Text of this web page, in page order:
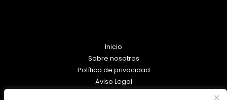
Inicio
Sobre nosotros
Política de privacidad
Aviso Legal